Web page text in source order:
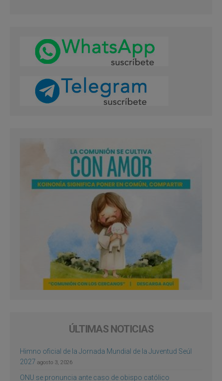
ÚLTIMAS NOTICIAS
Himno oficial de la Jornada Mundial de la Juventud Seúl
2027 agosto 3, 2026
ONU se pronuncia ante caso de obispo católico